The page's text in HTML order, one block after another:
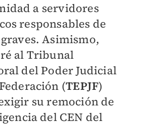
a servidores
responsables de
Asimismo,
al Tribunal
del Poder Judicial
(TEPJF)
su remoción de
del CEN del